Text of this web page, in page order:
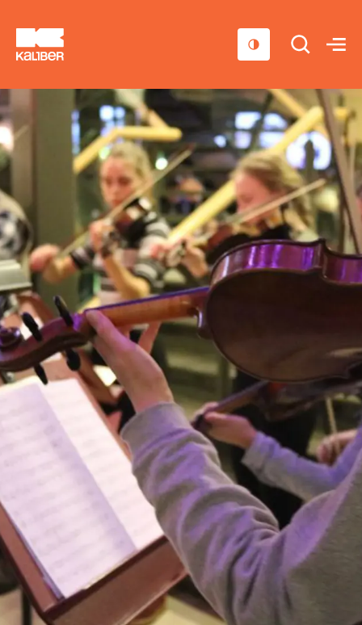
Scholen
Sociaal domein
Over ons
Nieuws & Agenda
Contact